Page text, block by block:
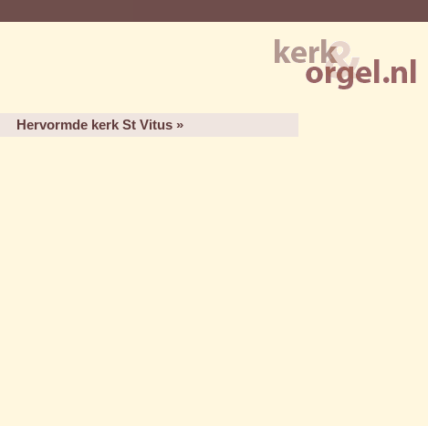
Hervormde kerk St Vitus »